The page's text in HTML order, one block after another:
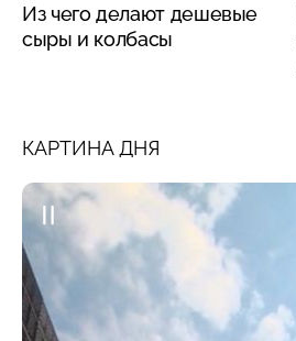
Из чего делают дешевые
сыры и колбасы
КАРТИНА ДНЯ